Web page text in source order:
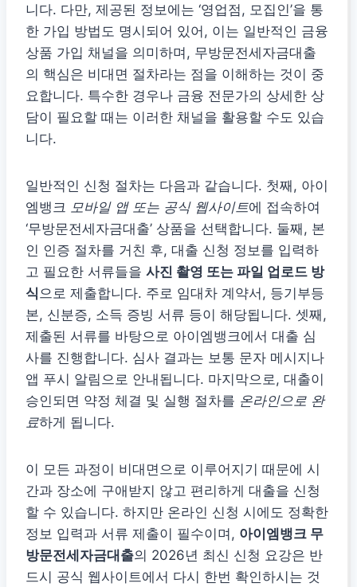
니다. 다만, 제공된 정보에는 ‘영업점, 모집인’을 통
한 가입 방법도 명시되어 있어, 이는 일반적인 금융
상품 가입 채널을 의미하며, 무방문전세자금대출
의 핵심은 비대면 절차라는 점을 이해하는 것이 중
요합니다. 특수한 경우나 금융 전문가의 상세한 상
담이 필요할 때는 이러한 채널을 활용할 수도 있습
니다.
일반적인 신청 절차는 다음과 같습니다. 첫째, 아이
엠뱅크 모바일 앱 또는 공식 웹사이트에 접속하여
‘무방문전세자금대출’ 상품을 선택합니다. 둘째, 본
인 인증 절차를 거친 후, 대출 신청 정보를 입력하
고 필요한 서류들을 사진 촬영 또는 파일 업로드 방
식 으로 제출합니다. 주로 임대차 계약서, 등기부등
본, 신분증, 소득 증빙 서류 등이 해당됩니다. 셋째,
제출된 서류를 바탕으로 아이엠뱅크에서 대출 심
사를 진행합니다. 심사 결과는 보통 문자 메시지나
앱 푸시 알림으로 안내됩니다. 마지막으로, 대출이
승인되면 약정 체결 및 실행 절차를 온라인으로 완
료하게 됩니다.
이 모든 과정이 비대면으로 이루어지기 때문에 시
간과 장소에 구애받지 않고 편리하게 대출을 신청
할 수 있습니다. 하지만 온라인 신청 시에도 정확한
정보 입력과 서류 제출이 필수이며, 아이엠뱅크 무
방문전세자금대출의 2026년 최신 신청 요강은 반
드시 공식 웹사이트에서 다시 한번 확인하시는 것